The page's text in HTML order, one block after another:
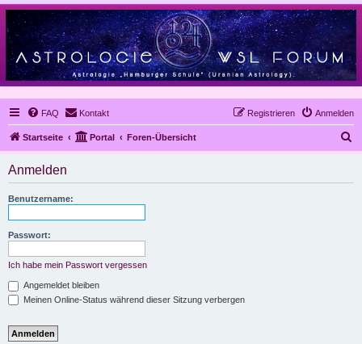
FAQ Kontakt Anmelden
Registrieren
Startseite Portal Foren-Übersicht
Anmelden
Benutzername:
Passwort:
Ich habe mein Passwort vergessen
Angemeldet bleiben
Meinen Online-Status während dieser Sitzung verbergen